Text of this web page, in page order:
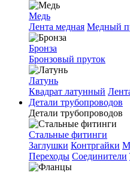
Медь
Лента медная Медный
Бронза
Бронзовый пруток
Латунь
Квадрат латунный
Детали трубопроводов
Детали трубопроводов
Стальные фитинги
Заглушки Контргайки
Переходы Соединители